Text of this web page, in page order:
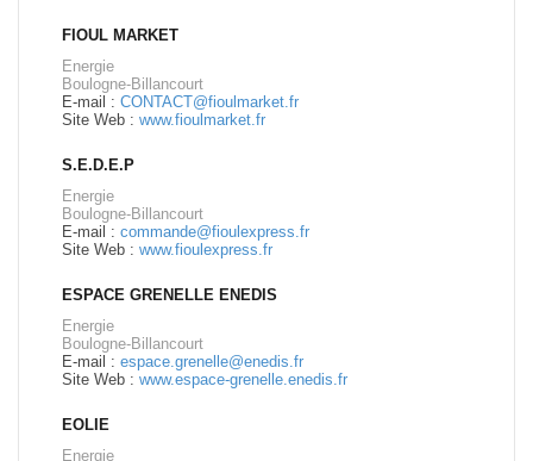
FIOUL MARKET
Energie
Boulogne-Billancourt
E-mail : CONTACT@fioulmarket.fr
Site Web : www.fioulmarket.fr
S.E.D.E.P
Energie
Boulogne-Billancourt
E-mail : commande@fioulexpress.fr
Site Web : www.fioulexpress.fr
ESPACE GRENELLE ENEDIS
Energie
Boulogne-Billancourt
E-mail : espace.grenelle@enedis.fr
Site Web : www.espace-grenelle.enedis.fr
EOLIE
Energie